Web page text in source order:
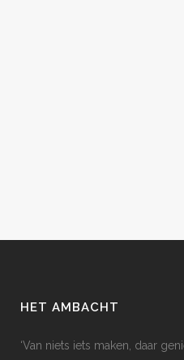
HET AMBACHT
‘Van niets iets maken, daar